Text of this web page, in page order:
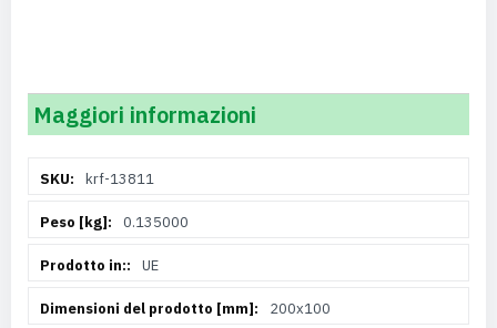
Maggiori informazioni
Informazionikrf-13811
0.135000
UE
200x100